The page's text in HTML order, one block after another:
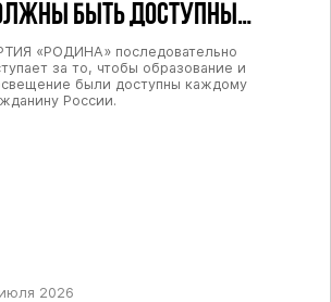
БЫТЬ ДОСТУПНЫ
ГРАЖДАНИНУ РОССИИ
«РОДИНА» последовательно
за то, чтобы образование и
были доступны каждому
России.
2026